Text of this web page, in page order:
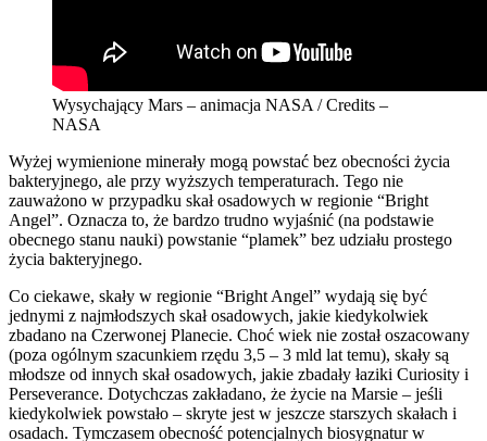
Wysychający Mars – animacja NASA / Credits –
NASA
Wyżej wymienione minerały mogą powstać bez obecności życia
bakteryjnego, ale przy wyższych temperaturach. Tego nie
zauważono w przypadku skał osadowych w regionie “Bright
Angel”. Oznacza to, że bardzo trudno wyjaśnić (na podstawie
obecnego stanu nauki) powstanie “plamek” bez udziału prostego
życia bakteryjnego.
Co ciekawe, skały w regionie “Bright Angel” wydają się być
jednymi z najmłodszych skał osadowych, jakie kiedykolwiek
zbadano na Czerwonej Planecie. Choć wiek nie został oszacowany
(poza ogólnym szacunkiem rzędu 3,5 – 3 mld lat temu), skały są
młodsze od innych skał osadowych, jakie zbadały łaziki Curiosity i
Perseverance. Dotychczas zakładano, że życie na Marsie – jeśli
kiedykolwiek powstało – skryte jest w jeszcze starszych skałach i
osadach. Tymczasem obecność potencjalnych biosygnatur w